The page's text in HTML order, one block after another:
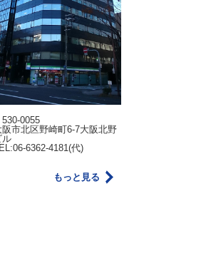
530-0055
阪市北区野崎町6-7大阪北野
ル
6362-4181(代)
もっと見る